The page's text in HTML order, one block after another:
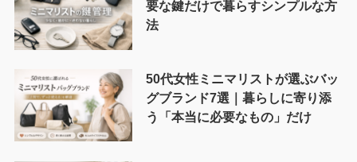
要な鍵だけで暮らすシンプルな方
法
50代女性ミニマリストが選ぶバッ
グブランド7選｜暮らしに寄り添
う「本当に必要なもの」だけ